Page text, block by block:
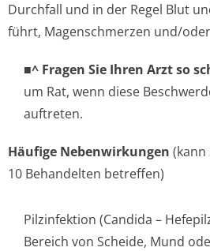
Durchfall und in der Regel Blut
führt, Magenschmerzen und/
■^ Fragen Sie Ihren Arzt so
um Rat, wenn diese
auftreten.
Häufige Nebenwirkungen (kann
10 Behandelten betreffen)
Pilzinfektion (Candida –
Bereich von Scheide, Mund